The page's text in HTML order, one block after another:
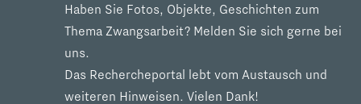
Haben Sie Fotos, Objekte, Geschichten zum
Thema Zwangsarbeit? Melden Sie sich gerne bei
uns.
Das Rechercheportal lebt vom Austausch und
weiteren Hinweisen. Vielen Dank!